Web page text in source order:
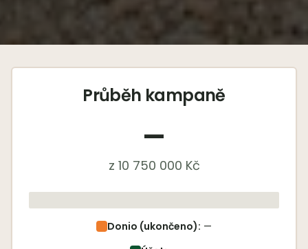
Průběh kampaně
—
z 10 750 000 Kč
Donio (ukončeno): —